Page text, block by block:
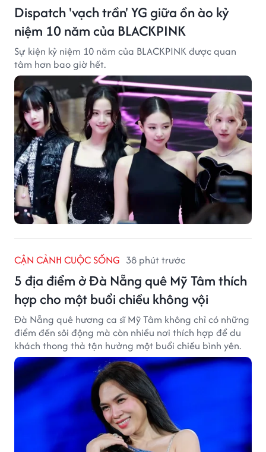
Dispatch 'vạch trần' YG giữa ồn ào kỷ
niệm 10 năm của BLACKPINK
Sự kiện kỷ niệm 10 năm của BLACKPINK được quan
tâm hơn bao giờ hết.
CẬN CẢNH CUỘC SỐNG 38 phút trước
5 địa điểm ở Đà Nẵng quê Mỹ Tâm thích
hợp cho một buổi chiều không vội
Đà Nẵng quê hương ca sĩ Mỹ Tâm không chỉ có những
điểm đến sôi động mà còn nhiều nơi thích hợp để du
khách thong thả tận hưởng một buổi chiều bình yên.